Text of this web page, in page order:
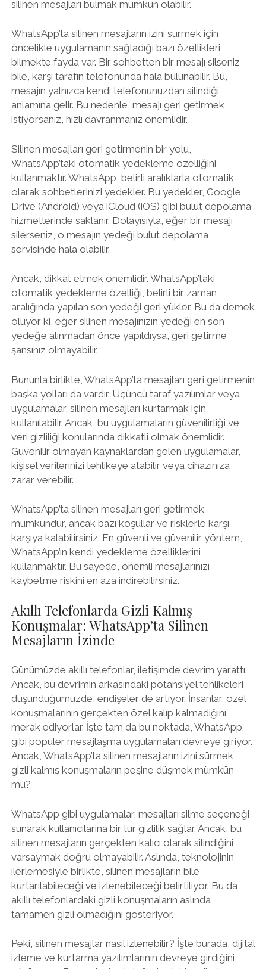
silinen mesajları bulmak mümkün olabilir.
WhatsApp’ta silinen mesajların izini sürmek için
öncelikle uygulamanın sağladığı bazı özellikleri
bilmekte fayda var. Bir sohbetten bir mesajı silseniz
bile, karşı tarafın telefonunda hala bulunabilir. Bu,
mesajın yalnızca kendi telefonunuzdan silindiği
anlamına gelir. Bu nedenle, mesajı geri getirmek
istiyorsanız, hızlı davranmanız önemlidir.
Silinen mesajları geri getirmenin bir yolu,
WhatsApp’taki otomatik yedekleme özelliğini
kullanmaktır. WhatsApp, belirli aralıklarla otomatik
olarak sohbetlerinizi yedekler. Bu yedekler, Google
Drive (Android) veya iCloud (iOS) gibi bulut depolama
hizmetlerinde saklanır. Dolayısıyla, eğer bir mesajı
silerseniz, o mesajın yedeği bulut depolama
servisinde hala olabilir.
Ancak, dikkat etmek önemlidir. WhatsApp’taki
otomatik yedekleme özelliği, belirli bir zaman
aralığında yapılan son yedeği geri yükler. Bu da demek
oluyor ki, eğer silinen mesajınızın yedeği en son
yedeğe alınmadan önce yapıldıysa, geri getirme
şansınız olmayabilir.
Bununla birlikte, WhatsApp’ta mesajları geri getirmenin
başka yolları da vardır. Üçüncü taraf yazılımlar veya
uygulamalar, silinen mesajları kurtarmak için
kullanılabilir. Ancak, bu uygulamaların güvenilirliği ve
veri gizliliği konularında dikkatli olmak önemlidir.
Güvenilir olmayan kaynaklardan gelen uygulamalar,
kişisel verilerinizi tehlikeye atabilir veya cihazınıza
zarar verebilir.
WhatsApp’ta silinen mesajları geri getirmek
mümkündür, ancak bazı koşullar ve risklerle karşı
karşıya kalabilirsiniz. En güvenli ve güvenilir yöntem,
WhatsApp’ın kendi yedekleme özelliklerini
kullanmaktır. Bu sayede, önemli mesajlarınızı
kaybetme riskini en aza indirebilirsiniz.
Akıllı Telefonlarda Gizli Kalmış
Konuşmalar: WhatsApp’ta Silinen
Mesajların İzinde
Günümüzde akıllı telefonlar, iletişimde devrim yarattı.
Ancak, bu devrimin arkasındaki potansiyel tehlikeleri
düşündüğümüzde, endişeler de artıyor. İnsanlar, özel
konuşmalarının gerçekten özel kalıp kalmadığını
merak ediyorlar. İşte tam da bu noktada, WhatsApp
gibi popüler mesajlaşma uygulamaları devreye giriyor.
Ancak, WhatsApp’ta silinen mesajların izini sürmek,
gizli kalmış konuşmaların peşine düşmek mümkün
mü?
WhatsApp gibi uygulamalar, mesajları silme seçeneği
sunarak kullanıcılarına bir tür gizlilik sağlar. Ancak, bu
silinen mesajların gerçekten kalıcı olarak silindiğini
varsaymak doğru olmayabilir. Aslında, teknolojinin
ilerlemesiyle birlikte, silinen mesajların bile
kurtarılabileceği ve izlenebileceği belirtiliyor. Bu da,
akıllı telefonlardaki gizli konuşmaların aslında
tamamen gizli olmadığını gösteriyor.
Peki, silinen mesajlar nasıl izlenebilir? İşte burada, dijital
izleme ve kurtarma yazılımlarının devreye girdiğini